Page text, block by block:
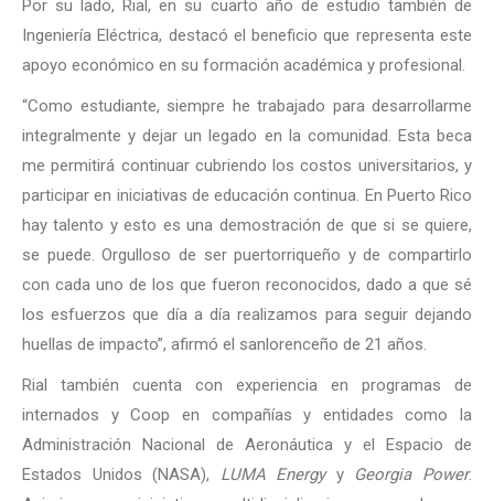
Por su lado, Rial, en su cuarto año de estudio también de
Ingeniería Eléctrica, destacó el beneficio que representa este
apoyo económico en su formación académica y profesional.
“Como estudiante, siempre he trabajado para desarrollarme
integralmente y dejar un legado en la comunidad. Esta beca
me permitirá continuar cubriendo los costos universitarios, y
participar en iniciativas de educación continua. En Puerto Rico
hay talento y esto es una demostración de que si se quiere,
se puede. Orgulloso de ser puertorriqueño y de compartirlo
con cada uno de los que fueron reconocidos, dado a que sé
los esfuerzos que día a día realizamos para seguir dejando
huellas de impacto”, afirmó el sanlorenceño de 21 años.
Rial también cuenta con experiencia en programas de
internados y Coop en compañías y entidades como la
Administración Nacional de Aeronáutica y el Espacio de
Estados Unidos (NASA), LUMA Energyy Georgia Power.